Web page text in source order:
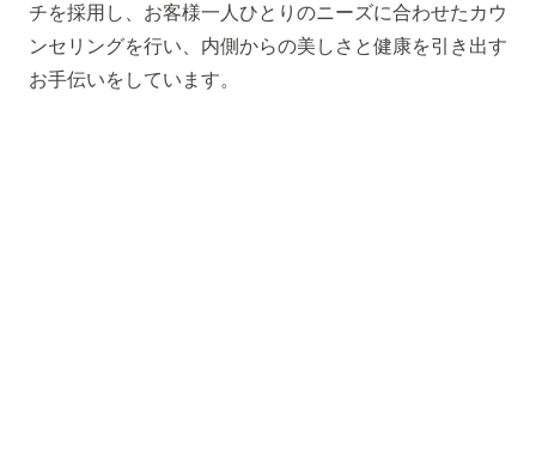
チを採用し、お客様一人ひとりのニーズに合わせたカウ
ンセリングを行い、内側からの美しさと健康を引き出す
お手伝いをしています。